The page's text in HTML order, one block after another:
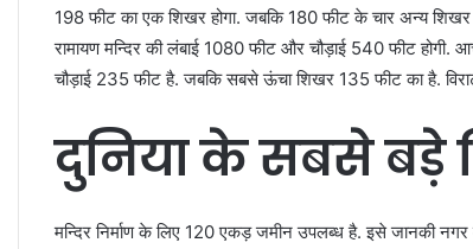
198 फीट का एक शिखर होगा. जबकि 180 फीट के चार अन्य
रामायण मन्दिर की लंबाई 1080 फीट और चौड़ाई 540 फीट होगी.
चौड़ाई 235 फीट है. जबकि सबसे ऊंचा शिखर 135 फीट का है.
दुनिया के सबसे बड़े
मन्दिर निर्माण के लिए 120 एकड़ जमीन उपलब्ध है. इसे जानकी